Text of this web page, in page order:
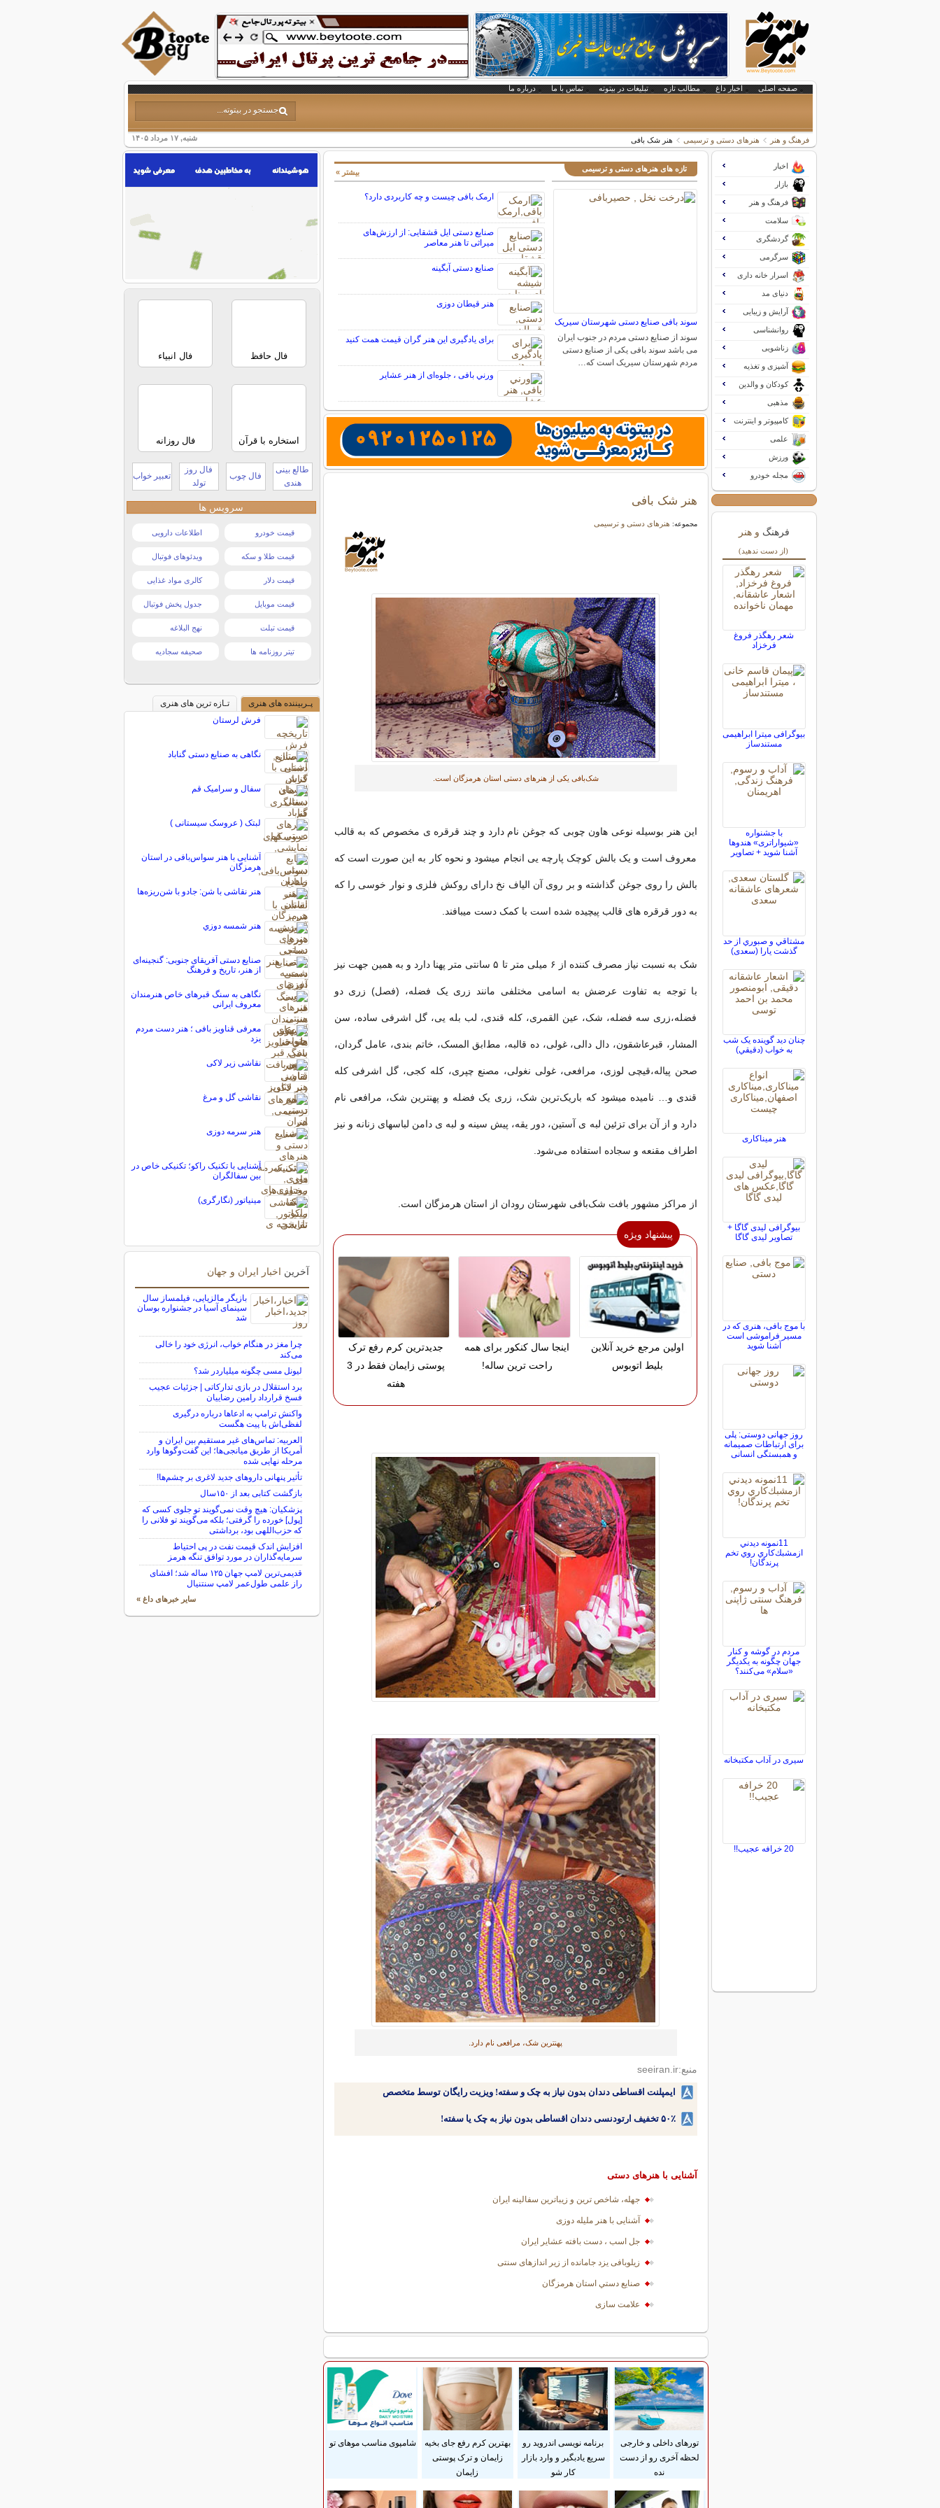
صفحه اصلی اخبار داغ مطالب تازه تبلیغات در بیتوته تماس با ما درباره ما
شنبه, ۱۷ مرداد ۱۴۰۵ فرهنگ و هنر هنرهای دستی و ترسیمی هنر شک بافی
تازه های هنرهای دستی و ترسیمی
سوند بافی صنایع دستی شهرستان سیریک
سوند از صنایع دستی مردم در جنوب ایران
می باشد سوند بافی یکی از صنایع دستی
مردم شهرستان سیریک است که…
ارمک بافی چیست و چه کاربردی دارد؟
صنایع دستی ایل قشقایی: از ارزش‌های
میراثی تا هنر معاصر
صنایع دستی آبگینه
هنر قیطان دوزی
برای یادگیری این هنر گران قیمت همت کنید
ورني بافی ، جلوه‌ای از هنر عشاير
بیشتر »
هنر شک بافی
مجموعه: هنرهای دستی و ترسیمی
شک‌بافی یکی از هنرهای دستی استان هرمزگان است.
این‌ هنر بوسیله نوعی‌ هاون‌ چوبی‌ که‌ جوغن‌ نام دارد و چند قرقره ی مخصوص که‌ به‌ قالب‌‌
معروف‌ است‌ و یک‌ بالش‌ کوچک‌ پارچه‌ یی‌ انجام میشود و نحوه کار به‌ این‌ صورت‌ است‌ که‌‌
بالش‌ را روی‌ جوغن‌ گذاشته و بر روی‌ آن الیاف نخ‌ دارای روکش‌ فلزی و نوار خوسی‌ را که‌
به‌ ‌دور قرقره های قالب‌ پیچیده شده است‌ با کمک دست‌ میبافند.‌
شک به‌ نسبت نیاز مصرف کننده از ۶ میلی متر تا ۵ سانتی متر پهنا دارد و به‌ همین جهت نیز
‌با توجه‌ به‌ تفاوت‌ عرضش‌ به‌ اسامی‌ مختلفی مانند زری‌ یک‌ فضله، (فصل) زری‌ دو
فضله،‌زری‌ سه‌ فضله، شک‌، عین القمری، کله قندی، لب‌ بله یی‌، گل‌ اشرفی‌ ساده‌، سن‌
المشار، قبر‌عاشقون، دال دالی‌، غولی‌، ده‌ قالبه، مط‌ابق‌ المسک، خاتم‌ بندی، عامل‌ گردان،
صحن پیاله‌،‌قیچی لوزی‌، مرافعی، غولی‌ نغولی‌، مصنع چپری، کله کجی، گل‌ اشرفی‌ کله
قندی و… نامیده‌ میشود که‌ باریک‌ترین‌ شک‌، زری‌ یک‌ فضله و پهنترین‌ شک‌، مرافعی نام
دارد و از آن برای‌ تزئین لبه ی آستین، دور یقه، پیش سینه و لبه ی دامن‌ لباسهای زنانه‌ و نیز
اطراف مقنعه و‌ سجاده‌ استفاده‌ می‌شود.
از مراکز مشهور بافت شک‌بافی شهرستان رودان از استان هرمزگان است.
پیشنهاد ویژه
اولین مرجع خرید آنلاین
بلیط اتوبوس
اینجا سال کنکور برای همه
راحت ترین ساله!
جدیدترین کرم رفع ترک
پوستی زایمان فقط در 3
هفته
پهنترین‌ شک‌، مرافعی نام دارد.
منبع:seeiran.ir
ایمپلنت اقساطی دندان بدون نیاز به چک و سفته! ویزیت رایگان توسط متخصص
۵۰٪ تخفیف ارتودنسی دندان اقساطی بدون نیاز به چک یا سفته!
آشنایی با هنرهای دستی
جهله، شاخص ترین و زیباترین سفالینه ایران
آشنایی با هنر ملیله دوزی
جل اسب ، دست بافته عشایر ایران
زیلوبافی یزد جامانده از زیر اندازهای سنتی
صنايع دستي استان هرمزگان
علامت سازی
تورهای داخلی و خارجی
لحظه آخری رو از دست
نده
برنامه نویسی اندروید رو
سریع یادبگیر و وارد بازار
کار شو
بهترین کرم رفع جای بخیه
زایمان و ترک پوستی
زایمان
شامپوی مناسب موهای تو
اخبار
بازار
فرهنگ و هنر
سلامت
گردشگری
سرگرمی
اسرار خانه داری
دنیای مد
آرایش و زیبایی
روانشناسی
زناشویی
آشپزی و تغذیه
کودکان و والدین
مذهبی
کامپیوتر و اینترنت
علمی
ورزش
مجله خودرو
فرهنگ و هنر
(از دست ندهید)
شعر رهگذر فروغ
فرخزاد
بیوگرافی میترا ابراهیمی
مستندساز
با جشنواره
«شیواراتری» هندوها
آشنا شوید + تصاویر
مشتاقي و صبوري از حد
گذشت يارا (سعدی)
چنان ديد گوينده يک شب
به خواب (دقيقي)
هنر میناكاری
بیوگرافی لیدی گاگا +
تصاویر لیدی گاگا
با موج بافی، هنری که در
مسیر فراموشی است
آشنا شوید
روز جهانی دوستی: پلی
برای ارتباطات صمیمانه
و همبستگی انسانی
11نمونه ديدني
ازمشبك‌كاري روي تخم
پرندگان!
مردم در گوشه و كنار
جهان چگونه به یکدیگر
«سلام» می‌کنند؟
سیری در آداب مكتبخانه
20 خرافه عجیب!!
فال حافظ فال انبیاء
استخاره با قرآن فال روزانه
طالع بینی
هندی
فال چوب
فال روز
تولد
تعبیر خواب
سرویس ها
قیمت خودرو اطلاعات دارویی
قیمت طلا و سکه ویدئوهای فوتبال
قیمت دلار کالری مواد غذایی
قیمت موبایل جدول پخش فوتبال
قیمت تبلت نهج البلاغه
تیتر روزنامه ها صحیفه سجادیه
پـربیننده های هنری
تـازه ترین های هنری
فرش لرستان
نگاهی به صنایع دستی گناباد
سفال و سرامیک قم
لبتک ( عروسک سیستانی )
آشنایی با هنر سواس‌بافی در استان
هرمزگان
‌هنر نقاشی با شن: جادو با شن‌ریزه‌ها
هنر شمسه دوزي
صنایع دستی آفریقای جنوبی: گنجینه‌ای
از هنر، تاریخ و فرهنگ
نگاهی به سنگ قبرهای خاص هنرمندان
معروف ایرانی
معرفی قناویز بافی ؛ هنر دست مردم
یزد
نقاشی زیر لاکی
نقاشی گل و مرغ
هنر سرمه دوزی
آشنایی با تکنیک راکو؛ تکنیکی خاص در
بین سفالگران
مینیاتور (نگارگری)
آخرین اخبار ایران و جهان
بازیگر مالزیایی، فیلمساز سال
سینمای آسیا در جشنواره بوسان
شد
چرا مغز در هنگام خواب، انرژی خود را خالی
می‌کند
لیونل مسی چگونه میلیاردر شد؟
برد استقلال در بازی تدارکاتی | جزئیات عجیب
فسخ قرارداد رامین رضاییان
واکنش ترامپ به ادعاها درباره درگیری
لفظی‌اش با پیت هگست
العربیه: تماس‌های غیر مستقیم بین ایران و
آمریکا از طریق میانجی‌ها؛ این گفت‌و‌گو‌ها وارد
مرحله نهایی شده
تأثیر پنهانی داروهای جدید لاغری بر چشم‌ها!
بازگشت کتابی بعد از ۱۵۰سال
پزشکیان: هیچ وقت نمی‌گویند تو جلوی کسی که
[پول] خورده را گرفتی؛ بلکه می‌گویند تو فلانی را
که حزب‌اللهی بود، برداشتی
افزایش اندک قیمت نفت در پی احتیاط
سرمایه‌گذاران در مورد توافق تنگه هرمز
قدیمی‌ترین لامپ جهان ۱۲۵ ساله شد؛ افشای
راز علمی طول‌عمر لامپ سنتنیال
سایر خبرهای داغ »